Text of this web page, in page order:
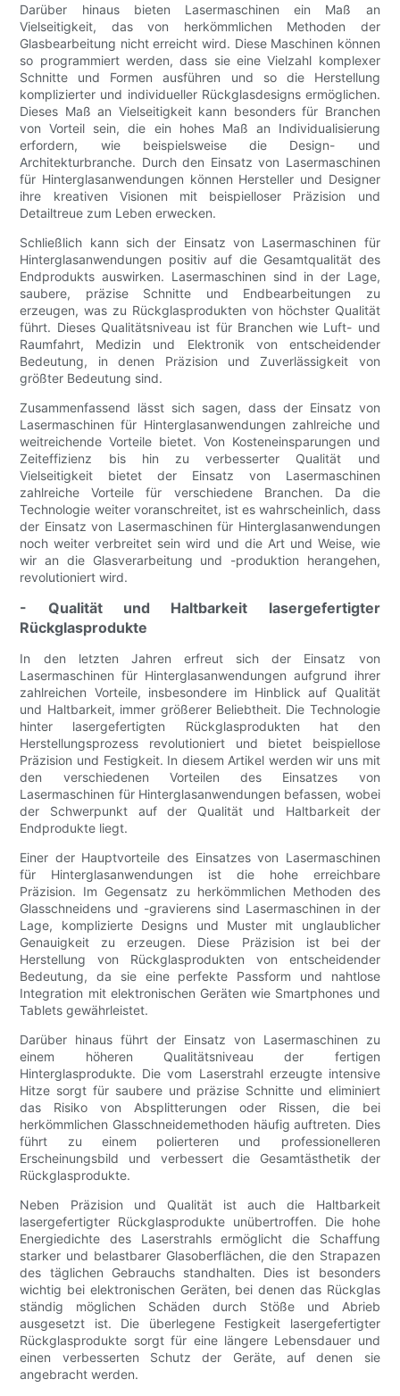
Darüber hinaus bieten Lasermaschinen ein Maß an
Vielseitigkeit, das von herkömmlichen Methoden der
Glasbearbeitung nicht erreicht wird. Diese Maschinen können
so programmiert werden, dass sie eine Vielzahl komplexer
Schnitte und Formen ausführen und so die Herstellung
komplizierter und individueller Rückglasdesigns ermöglichen.
Dieses Maß an Vielseitigkeit kann besonders für Branchen
von Vorteil sein, die ein hohes Maß an Individualisierung
erfordern, wie beispielsweise die Design- und
Architekturbranche. Durch den Einsatz von Lasermaschinen
für Hinterglasanwendungen können Hersteller und Designer
ihre kreativen Visionen mit beispielloser Präzision und
Detailtreue zum Leben erwecken.
Schließlich kann sich der Einsatz von Lasermaschinen für
Hinterglasanwendungen positiv auf die Gesamtqualität des
Endprodukts auswirken. Lasermaschinen sind in der Lage,
saubere, präzise Schnitte und Endbearbeitungen zu
erzeugen, was zu Rückglasprodukten von höchster Qualität
führt. Dieses Qualitätsniveau ist für Branchen wie Luft- und
Raumfahrt, Medizin und Elektronik von entscheidender
Bedeutung, in denen Präzision und Zuverlässigkeit von
größter Bedeutung sind.
Zusammenfassend lässt sich sagen, dass der Einsatz von
Lasermaschinen für Hinterglasanwendungen zahlreiche und
weitreichende Vorteile bietet. Von Kosteneinsparungen und
Zeiteffizienz bis hin zu verbesserter Qualität und
Vielseitigkeit bietet der Einsatz von Lasermaschinen
zahlreiche Vorteile für verschiedene Branchen. Da die
Technologie weiter voranschreitet, ist es wahrscheinlich, dass
der Einsatz von Lasermaschinen für Hinterglasanwendungen
noch weiter verbreitet sein wird und die Art und Weise, wie
wir an die Glasverarbeitung und -produktion herangehen,
revolutioniert wird.
- Qualität und Haltbarkeit lasergefertigter
Rückglasprodukte
In den letzten Jahren erfreut sich der Einsatz von
Lasermaschinen für Hinterglasanwendungen aufgrund ihrer
zahlreichen Vorteile, insbesondere im Hinblick auf Qualität
und Haltbarkeit, immer größerer Beliebtheit. Die Technologie
hinter lasergefertigten Rückglasprodukten hat den
Herstellungsprozess revolutioniert und bietet beispiellose
Präzision und Festigkeit. In diesem Artikel werden wir uns mit
den verschiedenen Vorteilen des Einsatzes von
Lasermaschinen für Hinterglasanwendungen befassen, wobei
der Schwerpunkt auf der Qualität und Haltbarkeit der
Endprodukte liegt.
Einer der Hauptvorteile des Einsatzes von Lasermaschinen
für Hinterglasanwendungen ist die hohe erreichbare
Präzision. Im Gegensatz zu herkömmlichen Methoden des
Glasschneidens und -gravierens sind Lasermaschinen in der
Lage, komplizierte Designs und Muster mit unglaublicher
Genauigkeit zu erzeugen. Diese Präzision ist bei der
Herstellung von Rückglasprodukten von entscheidender
Bedeutung, da sie eine perfekte Passform und nahtlose
Integration mit elektronischen Geräten wie Smartphones und
Tablets gewährleistet.
Darüber hinaus führt der Einsatz von Lasermaschinen zu
einem höheren Qualitätsniveau der fertigen
Hinterglasprodukte. Die vom Laserstrahl erzeugte intensive
Hitze sorgt für saubere und präzise Schnitte und eliminiert
das Risiko von Absplitterungen oder Rissen, die bei
herkömmlichen Glasschneidemethoden häufig auftreten. Dies
führt zu einem polierteren und professionelleren
Erscheinungsbild und verbessert die Gesamtästhetik der
Rückglasprodukte.
Neben Präzision und Qualität ist auch die Haltbarkeit
lasergefertigter Rückglasprodukte unübertroffen. Die hohe
Energiedichte des Laserstrahls ermöglicht die Schaffung
starker und belastbarer Glasoberflächen, die den Strapazen
des täglichen Gebrauchs standhalten. Dies ist besonders
wichtig bei elektronischen Geräten, bei denen das Rückglas
ständig möglichen Schäden durch Stöße und Abrieb
ausgesetzt ist. Die überlegene Festigkeit lasergefertigter
Rückglasprodukte sorgt für eine längere Lebensdauer und
einen verbesserten Schutz der Geräte, auf denen sie
angebracht werden.